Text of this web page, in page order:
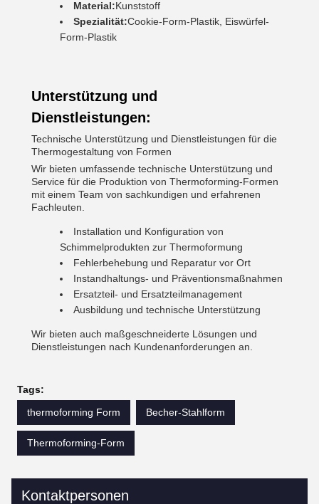
Material:Kunststoff
Spezialität:Cookie-Form-Plastik, Eiswürfel-
Form-Plastik
Unterstützung und
Dienstleistungen:
Technische Unterstützung und Dienstleistungen für die
Thermogestaltung von Formen
Wir bieten umfassende technische Unterstützung und
Service für die Produktion von Thermoforming-Formen
mit einem Team von sachkundigen und erfahrenen
Fachleuten.
Installation und Konfiguration von
Schimmelprodukten zur Thermoformung
Fehlerbehebung und Reparatur vor Ort
Instandhaltungs- und Präventionsmaßnahmen
Ersatzteil- und Ersatzteilmanagement
Ausbildung und technische Unterstützung
Wir bieten auch maßgeschneiderte Lösungen und
Dienstleistungen nach Kundenanforderungen an.
Tags:
thermoforming Form
Becher-Stahlform
Thermoforming-Form
Kontaktpersonen